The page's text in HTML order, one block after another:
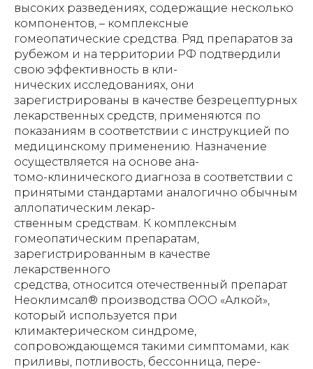
высоких разведениях, содержащие несколько
компонентов, – комплексные
гомеопатические средства. Ряд препаратов за
рубежом и на территории РФ подтвердили
свою эффективность в кли-
нических исследованиях, они
зарегистрированы в качестве безрецептурных
лекарственных средств, применяются по
показаниям в соответствии с инструкцией по
медицинскому применению. Назначение
осуществляется на основе ана-
томо-клинического диагноза в соответствии с
принятыми стандартами аналогично обычным
аллопатическим лекар-
ственным средствам. К комплексным
гомеопатическим препаратам,
зарегистрированным в качестве
лекарственного
средства, относится отечественный препарат
Неоклимсал® производства ООО «Алкой»,
который используется при
климактерическом синдроме,
сопровождающемся такими симптомами, как
приливы, потливость, бессонница, пере-